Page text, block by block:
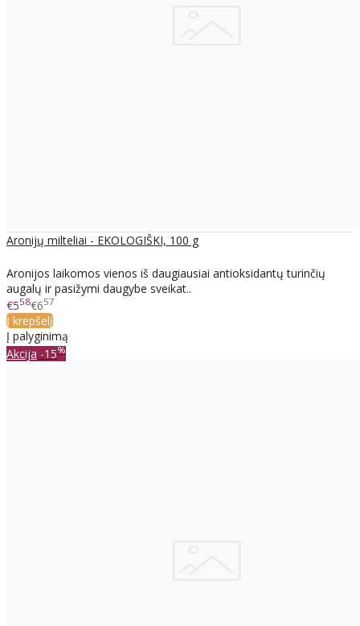
Aronijų milteliai - EKOLOGIŠKI, 100 g
Aronijos laikomos vienos iš daugiausiai antioksidantų turinčių
augalų ir pasižymi daugybe sveikat..
€558€657
Į krepšelį
Į palyginimą
Akcija -15%